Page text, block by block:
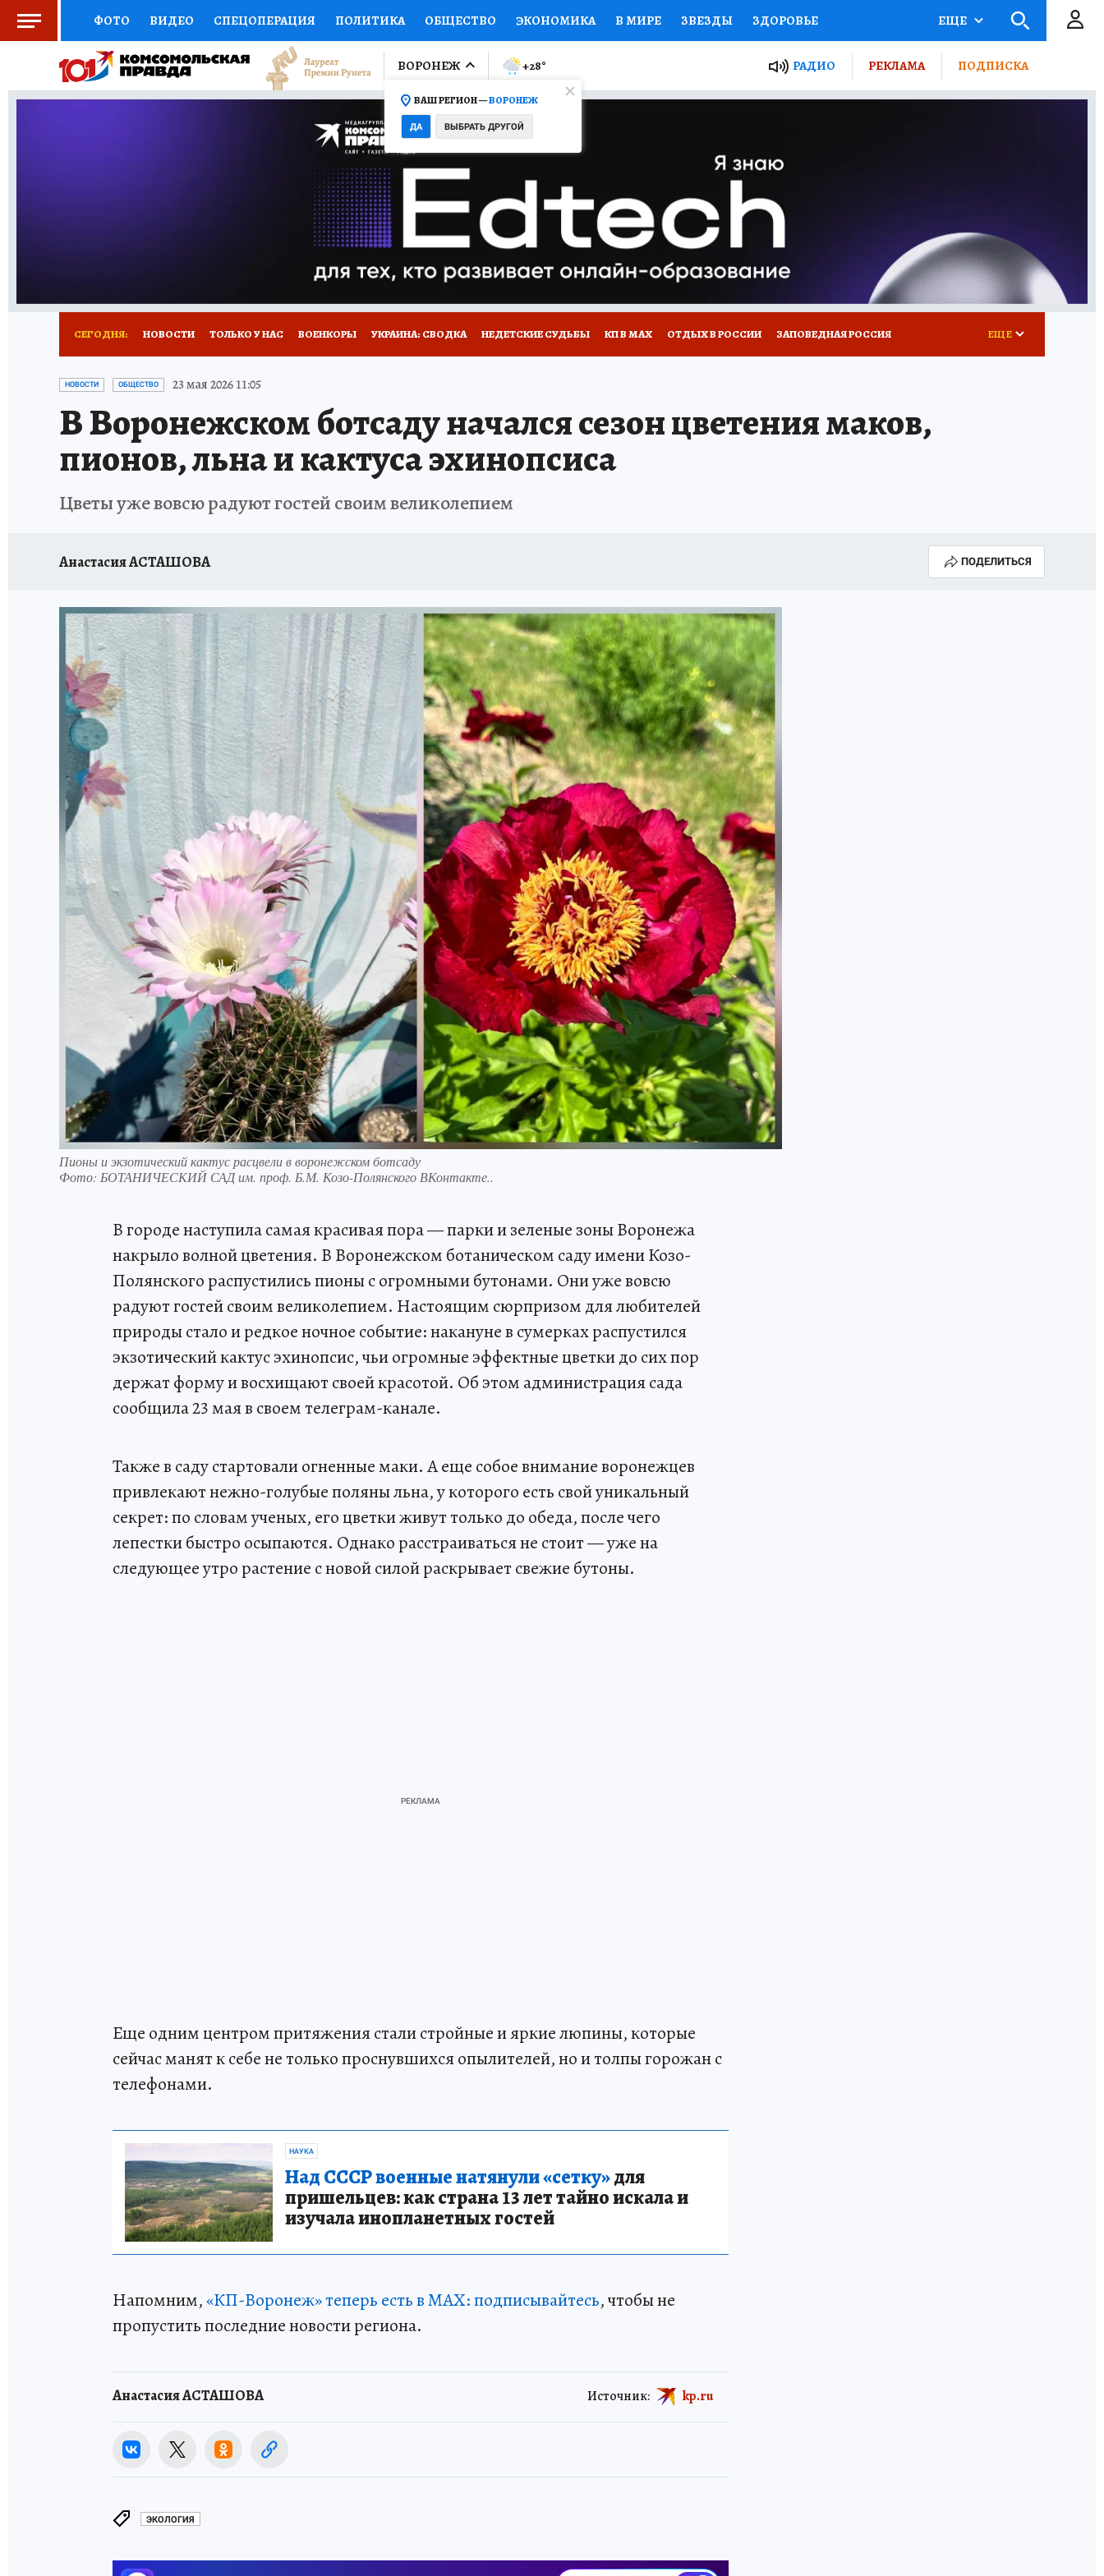
ФОТО ВИДЕО СПЕЦОПЕРАЦИЯ ПОЛИТИКА ОБЩЕСТВО ЭКОНОМИКА В МИРЕ ЗВЕЗДЫ ЗДОРОВЬЕ
СОЦПОДДЕРЖКА НАУКА СПОРТ КОЛУМНИСТЫ ПРОИСШЕСТВИЯ НАЦИОНАЛЬНЫЕ ПРОЕКТЫ РОССИИ
ВЫБОР ЭКСПЕРТОВ ДОКТОР ФИНАНСЫ ОТКРЫВАЕМ МИР Я ЗНАЮ СЕМЬЯ ЖЕНСКИЕ СЕКРЕТЫ ПУТЕВОДИТЕЛЬ
ПРОГНОЗЫ НА СПОРТ ПРОМОКОДЫ СЕРИАЛЫ
ТЕЛЕВИЗОР КОЛЛЕКЦИИ КОНКУРСЫ ГИД ПОТРЕБИТЕЛЯ
НОВОЕ НА САЙТЕ
ЕЩЕ
ВОРОНЕЖ
ВАШ РЕГИОН —ВОРОНЕЖ
ДА ВЫБРАТЬ ДРУГОЙ
+28° РАДИО РЕКЛАМА ПОДПИСКА
СЕГОДНЯ: НОВОСТИ ТОЛЬКО У НАС ВОЕНКОРЫ УКРАИНА: СВОДКА НЕДЕТСКИЕ СУДЬБЫ КП В МАХ ОТДЫХ В РОССИИ ЗАПОВЕДНАЯ РОССИЯ
ПРОИСШЕСТВИЯ АФИША
ЕЩЕ
НОВОСТИ ОБЩЕСТВО 23 мая 2026 11:05
В Воронежском ботсаду начался сезон цветения маков,
пионов, льна и кактуса эхинопсиса
Цветы уже вовсю радуют гостей своим великолепием
Анастасия АСТАШОВА ПОДЕЛИТЬСЯ
Пионы и экзотический кактус расцвели в воронежском ботсаду
Фото: БОТАНИЧЕСКИЙ САД им. проф. Б.М. Козо-Полянского ВКонтакте..
В городе наступила самая красивая пора — парки и зеленые зоны Воронежа
накрыло волной цветения. В Воронежском ботаническом саду имени Козо-
Полянского распустились пионы с огромными бутонами. Они уже вовсю
радуют гостей своим великолепием. Настоящим сюрпризом для любителей
природы стало и редкое ночное событие: накануне в сумерках распустился
экзотический кактус эхинопсис, чьи огромные эффектные цветки до сих пор
держат форму и восхищают своей красотой. Об этом администрация сада
сообщила 23 мая в своем телеграм-канале.
Также в саду стартовали огненные маки. А еще собое внимание воронежцев
привлекают нежно-голубые поляны льна, у которого есть свой уникальный
секрет: по словам ученых, его цветки живут только до обеда, после чего
лепестки быстро осыпаются. Однако расстраиваться не стоит — уже на
следующее утро растение с новой силой раскрывает свежие бутоны.
Еще одним центром притяжения стали стройные и яркие люпины, которые
сейчас манят к себе не только проснувшихся опылителей, но и толпы горожан с
телефонами.
НАУКА
Над СССР военные натянули «сетку»для
пришельцев: как страна 13 лет тайно искала и
изучала инопланетных гостей
Напомним,«КП-Воронеж» теперь есть в МАХ: подписывайтесь, чтобы не
пропустить последние новости региона.
Анастасия АСТАШОВА Источник: kp.ru
ЭКОЛОГИЯ